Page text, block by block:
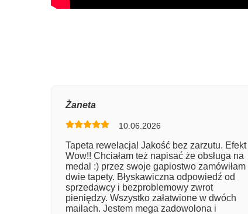
Żaneta
10.06.2026
Tapeta rewelacja! Jakość bez zarzutu. Efekt
Wow!! Chciałam też napisać że obsługa na
medal :) przez swoje gapiostwo zamówiłam
dwie tapety. Błyskawiczna odpowiedź od
sprzedawcy i bezproblemowy zwrot
pieniędzy. Wszystko załatwione w dwóch
mailach. Jestem mega zadowolona i